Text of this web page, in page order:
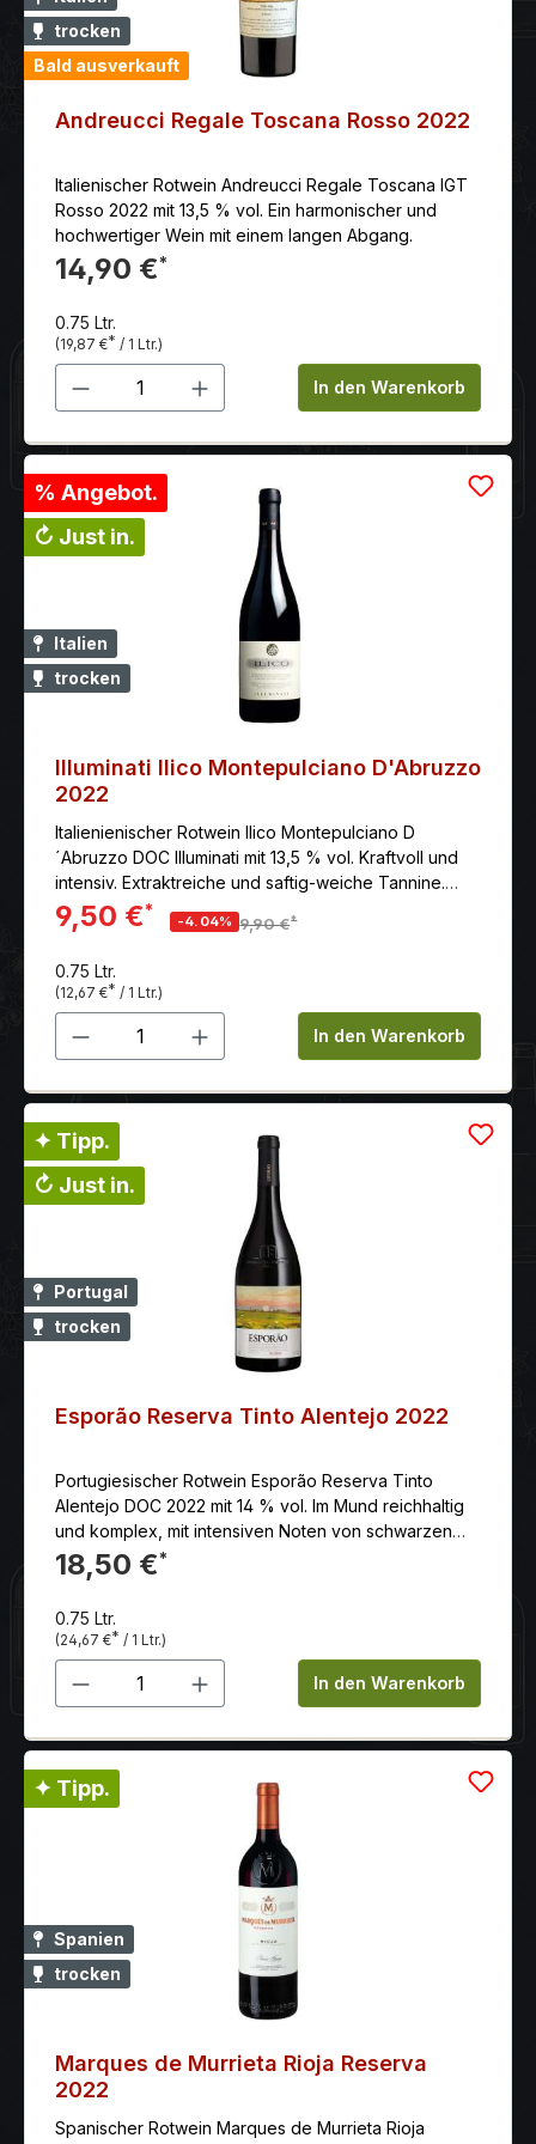
trocken
Bald ausverkauft
Andreucci Regale Toscana Rosso 2022
Italienischer Rotwein Andreucci Regale Toscana IGT
Rosso 2022 mit 13,5 % vol. Ein harmonischer und
hochwertiger Wein mit einem langen Abgang.
14,90 €*
0.75 Ltr.
(19,87 €* / 1 Ltr.)
Produkt Anzahl: Gib denIn den Warenkorb
% Angebot.
↻ Just in.
Italien
trocken
Illuminati Ilico Montepulciano D'Abruzzo
2022
Italienienischer Rotwein Ilico Montepulciano D
´Abruzzo DOC Illuminati mit 13,5 % vol. Kraftvoll und
intensiv. Extraktreiche und saftig-weiche Tannine.
Langer Abgang. Hier günstig online kaufen.
9,50 €*
-4.04% 9,90 €*
0.75 Ltr.
(12,67 €* / 1 Ltr.)
Produkt Anzahl: Gib denIn den Warenkorb
✦ Tipp.
↻ Just in.
Portugal
trocken
Esporão Reserva Tinto Alentejo 2022
Portugiesischer Rotwein Esporão Reserva Tinto
Alentejo DOC 2022 mit 14 % vol. Im Mund reichhaltig
und komplex, mit intensiven Noten von schwarzen
Früchten und Gewürzen. Langer und anhaltender
Abgang.
18,50 €*
0.75 Ltr.
(24,67 €* / 1 Ltr.)
Produkt Anzahl: Gib denIn den Warenkorb
✦ Tipp.
Spanien
trocken
Marques de Murrieta Rioja Reserva
2022
Spanischer Rotwein Marques de Murrieta Rioja